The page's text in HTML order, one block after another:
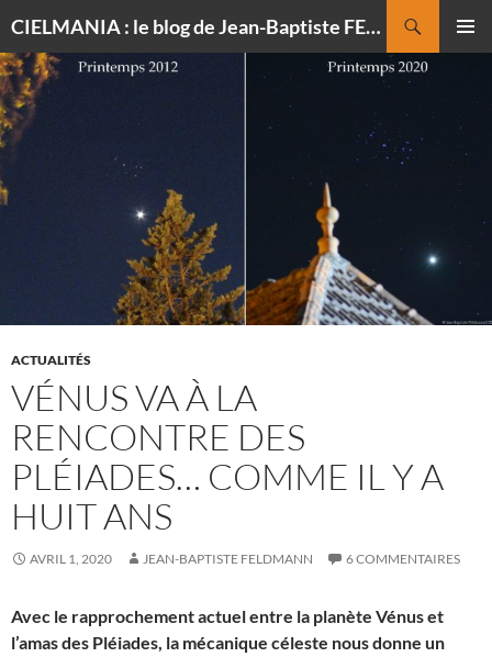
CIELMANIA : le blog de Jean-Baptiste FELDMANN, photographe du ciel
AU
CONTENU
ACTUALITÉS
VÉNUS VA À LA
RENCONTRE DES
PLÉIADES… COMME IL Y A
HUIT ANS
AVRIL 1, 2020 JEAN-BAPTISTE FELDMANN 6 COMMENTAIRES
Avec le rapprochement actuel entre la planète Vénus et
l’amas des Pléiades, la mécanique céleste nous donne un